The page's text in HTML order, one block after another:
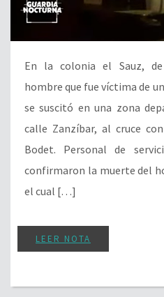
En la colonia el Sauz,
hombre que fue víctima de
se suscitó en una zona
calle Zanzíbar, al cruce
Bodet. Personal de
confirmaron la muerte del
el cual […]
LEER NOTA